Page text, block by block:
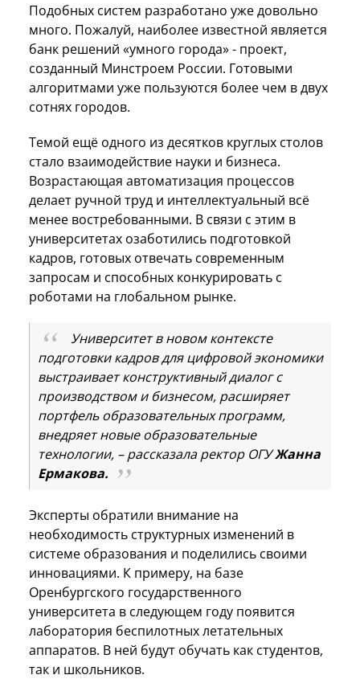
Подобных систем разработано уже довольно
много. Пожалуй, наиболее известной является
банк решений «умного города» - проект,
созданный Минстроем России. Готовыми
алгоритмами уже пользуются более чем в двух
сотнях городов.
Темой ещё одного из десятков круглых столов
стало взаимодействие науки и бизнеса.
Возрастающая автоматизация процессов
делает ручной труд и интеллектуальный всё
менее востребованными. В связи с этим в
университетах озаботились подготовкой
кадров, готовых отвечать современным
запросам и способных конкурировать с
роботами на глобальном рынке.
Университет в новом контексте
подготовки кадров для цифровой экономики
выстраивает конструктивный диалог с
производством и бизнесом, расширяет
портфель образовательных программ,
внедряет новые образовательные
технологии, – рассказала ректор ОГУЖанна
Ермакова.
Эксперты обратили внимание на
необходимость структурных изменений в
системе образования и поделились своими
инновациями. К примеру, на базе
Оренбургского государственного
университета в следующем году появится
лаборатория беспилотных летательных
аппаратов. В ней будут обучать как студентов,
так и школьников.